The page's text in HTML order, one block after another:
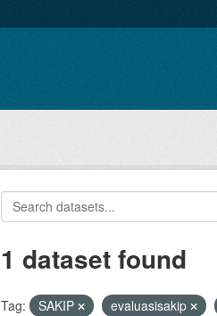
1 dataset found
Tag: SAKIP evaluasisakip